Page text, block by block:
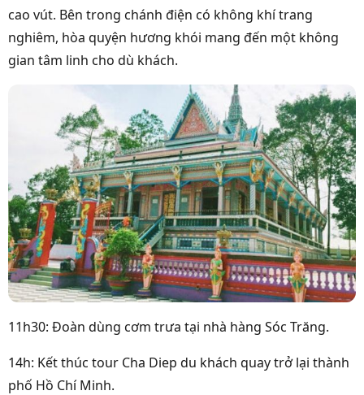
cao vút. Bên trong chánh điện có không khí trang
nghiêm, hòa quyện hương khói mang đến một không
gian tâm linh cho dù khách.
11h30: Đoàn dùng cơm trưa tại nhà hàng Sóc Trăng.
14h: Kết thúc tour Cha Diep du khách quay trở lại thành
phố Hồ Chí Minh.